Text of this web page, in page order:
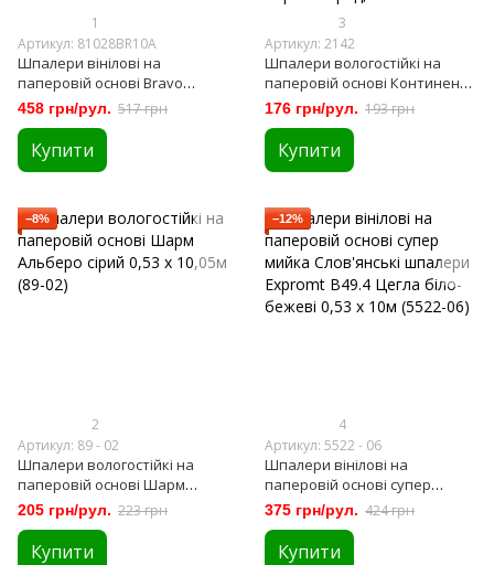
1
Артикул: 81028BR10A
Шпалери вінілові на
паперовій основі Bravo
чорно-білі 0,53 х 10,05м
(81028BR10A)
458 грн/рул. 517 грн
Купити
3
Артикул: 2142
Шпалери вологостійкі на
паперовій основі Континент
Мокко коричневий 0,53 х
10,05м (2142)
176 грн/рул. 193 грн
Купити
−8%
2
Артикул: 89 - 02
Шпалери вологостійкі на
паперовій основі Шарм
Альберо сірий 0,53 х 10,05м
(89-02)
205 грн/рул. 223 грн
Купити
−12%
4
Артикул: 5522 - 06
Шпалери вінілові на
паперовій основі супер
мийка Слов'янські шпалери
Expromt B49.4 Цегла біло-
бежеві 0,53 х 10м (5522-06)
375 грн/рул. 424 грн
Купити